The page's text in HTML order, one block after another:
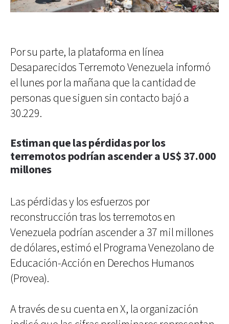
Por su parte, la plataforma en línea
Desaparecidos Terremoto Venezuela informó
el lunes por la mañana que la cantidad de
personas que siguen sin contacto bajó a
30.229.
Estiman que las pérdidas por los
terremotos podrían ascender a US$ 37.000
millones
Las pérdidas y los esfuerzos por
reconstrucción tras los terremotos en
Venezuela podrían ascender a 37 mil millones
de dólares, estimó el Programa Venezolano de
Educación-Acción en Derechos Humanos
(Provea).
A través de su cuenta en X, la organización